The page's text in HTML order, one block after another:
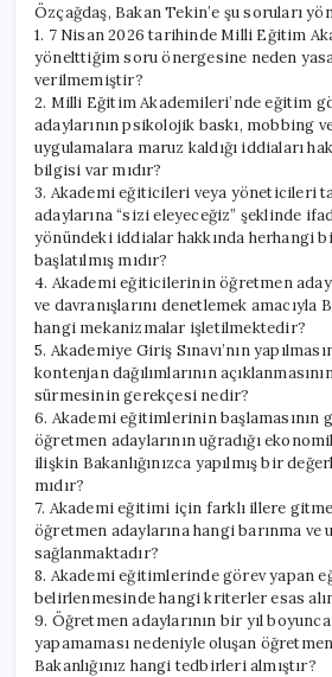
Özçağdaş, Bakan Tekin’e şu soruları
1. 7 Nisan 2026 tarihinde Milli Eğitim
yönelttiğim soru önergesine neden
verilmemiştir?
2. Milli Eğitim Akademileri’nde eğitim
adaylarının psikolojik baskı, mobbing
uygulamalara maruz kaldığı iddiaları
bilgisi var mıdır?
3. Akademi eğiticileri veya yöneticileri
adaylarına “sizi eleyeceğiz” şeklinde
yönündeki iddialar hakkında herhangi
başlatılmış mıdır?
4. Akademi eğiticilerinin öğretmen
ve davranışlarını denetlemek amacıyla
hangi mekanizmalar işletilmektedir?
5. Akademiye Giriş Sınavı’nın
kontenjan dağılımlarının
sürmesinin gerekçesi nedir?
6. Akademi eğitimlerinin başlamasının
öğretmen adaylarının uğradığı
ilişkin Bakanlığınızca yapılmış bir
mıdır?
7. Akademi eğitimi için farklı illere
öğretmen adaylarına hangi barınma ve
sağlanmaktadır?
8. Akademi eğitimlerinde görev yapan
belirlenmesinde hangi kriterler esas
9. Öğretmen adaylarının bir yıl
yapamaması nedeniyle oluşan öğretmen
Bakanlığınız hangi tedbirleri almıştır?